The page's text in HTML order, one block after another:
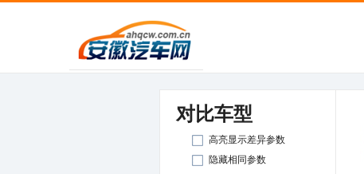
对比车型
高亮显示差异参数
隐藏相同参数